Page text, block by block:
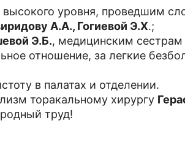
уровня, проведшим
А.А., Гогиевой Э.Х.;
Э.Б., медицинским сестрам
отношение, за легкие
в палатах и отделении.
торакальному хирургу
труд!